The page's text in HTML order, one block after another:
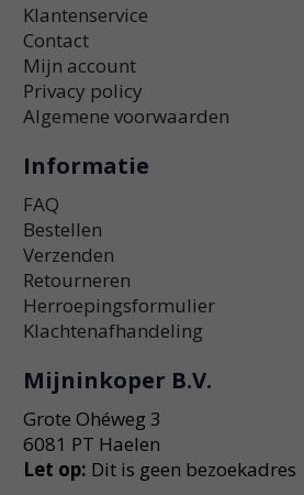
Klantenservice
Contact
Mijn account
Privacy policy
Algemene voorwaarden
Informatie
FAQ
Bestellen
Verzenden
Retourneren
Herroepingsformulier
Klachtenafhandeling
Mijninkoper B.V.
Grote Ohéweg 3
6081 PT Haelen
Let op: Dit is geen bezoekadres